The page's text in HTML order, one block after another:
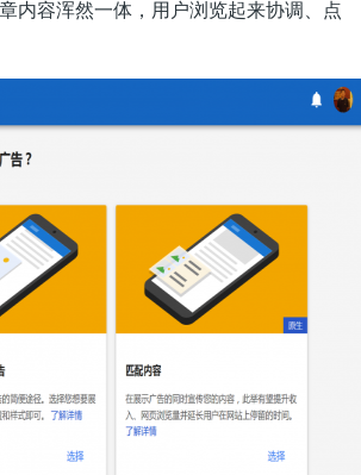
内容浑然一体，用户浏览起来协调、点